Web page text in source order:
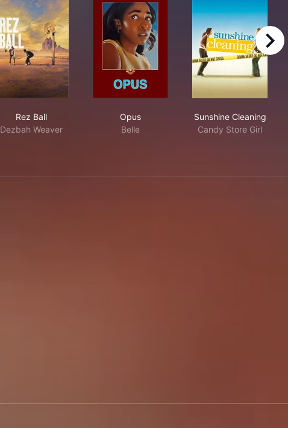
Rez Ball
Dezbah Weaver
Opus
Belle
Sunshine Cleaning
Candy Store Girl
right